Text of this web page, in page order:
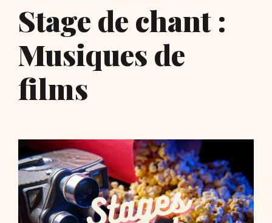
Stage de chant :
Musiques de
films